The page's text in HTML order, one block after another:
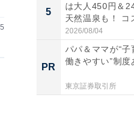
5
は大人450円＆
天然温泉も！ コ
2026/08/04
PR
パパ＆ママが“子
働きやすい”制度
東京証券取引所